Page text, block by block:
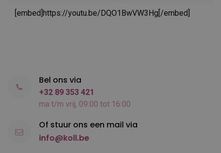
[embed]https://youtu.be/DQO1BwVW3Hg[/embed]
Bel ons via
+32 89 353 421
ma t/m vrij, 09:00 tot 16:00
Of stuur ons een mail via
info@koll.be